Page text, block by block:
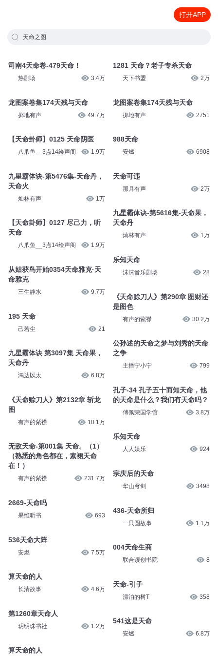
打开APP
天命之图
司南4天命卷-479天命！
热剧场 3.4万
龙图案卷集174天残与天命
掷地有声 49.7万
【天命卦师】0125 天命阴医
八爪鱼__3点14绘声阁 1.9万
九星霸体诀-第5476集-天命丹，
天命火
灿林有声 1万
【天命卦师】0127 尽己力，听
天命
八爪鱼__3点14绘声阁 1.9万
从姑获鸟开始0354天命雅克·天
命雅克
三生静水 9.7万
195 天命
己若尘 21
九星霸体诀 第3097集 天命果，
天命丹
鸿达以太 6.8万
《天命赊刀人》第2132章 斩龙
图
有声的紫襟 10.1万
无敌天命-第001集 天命。（1）
（熟悉的角色都在，素裙天命
在！）
有声的紫襟 231.7万
2669-天命吗
果维听书 693
536天命大阵
安燃 7.5万
算天命的人
长清故事 4.6万
第1260章天命人
玥明珠书社 1.2万
算天命的人
1281 天命？老子专杀天命
天下书盟 2万
龙图案卷集174天残与天命
掷地有声 2751
988天命
安燃 6908
天命可违
那月有声 2万
九星霸体诀-第5616集-天命果，
天命丹
灿林有声 1万
乐知天命
沫沫音乐剧场 28
《天命赊刀人》第290章 图财还
是图色
有声的紫襟 30.2万
公孙述的天命之梦与刘秀的天命
之争
主播宁小宁 799
孔子-34 孔子五十而知天命，他
的天命是什么？我们有天命吗？
傅佩荣国学馆 3.8万
乐知天命
人人娱乐 924
宗庆后的天命
华山穹剑 3498
436-天命所归
一只圆故事 1.1万
004天命生商
联合读创书院 8
天命-引子
漂泊的树T 358
541这是天命
安燃 6.8万